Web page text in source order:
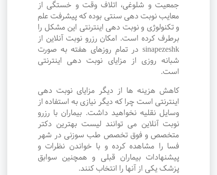
جمعیت و شلوغی، اتلاف وقت و خستگی از
معایب نوبت دهی سنتی بوده که پیشرفت علم
و تکنولوژی و نوبت دهی اینترنتی این مشکل را
برطرف کرده است. امکان رزرو نوبت آنلاین از
sinapezeshk در تمام روزهای هفته به صورت
شبانه روزی از مزایای نوبت دهی اینترنتی
است.
کاهش هزینه ها از دیگر مزایای نوبت دهی
اینترنتی است چرا که دیگر نیازی به استفاده از
وسایل نقلیه نخواهید داشت. بیماران با رزرو
نوبت آنلاین می توانند لیست بهترین دکتر
متخصص و فوق تخصص طب سوزنی در شهر
فسا را مشاهده کرده و با خواندن نظرات و
پیشنهادات بیماران قبلی و همچنین سوابق
پزشک یکی از آنها را انتخاب کنند.